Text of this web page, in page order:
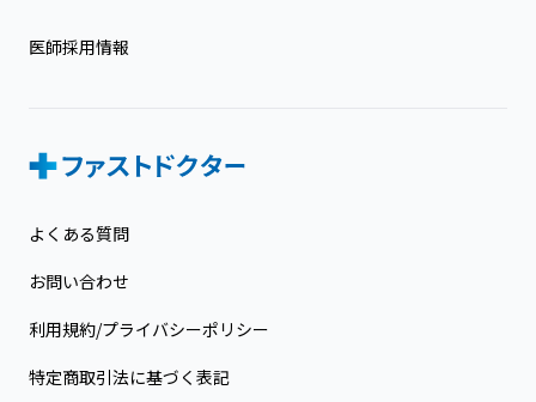
医師採用情報
よくある質問
お問い合わせ
利用規約/プライバシーポリシー
特定商取引法に基づく表記